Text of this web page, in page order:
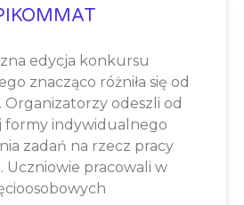
edycja konkursu
znacząco różniła się od
odeszli od
formy indywidualnego
zadań na rzecz pracy
Uczniowie pracowali w